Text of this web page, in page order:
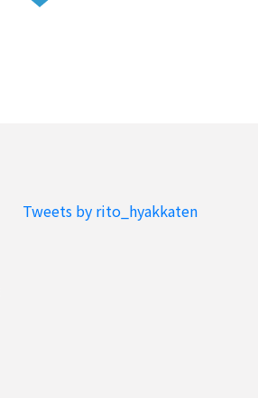
Tweets by rito_hyakkaten